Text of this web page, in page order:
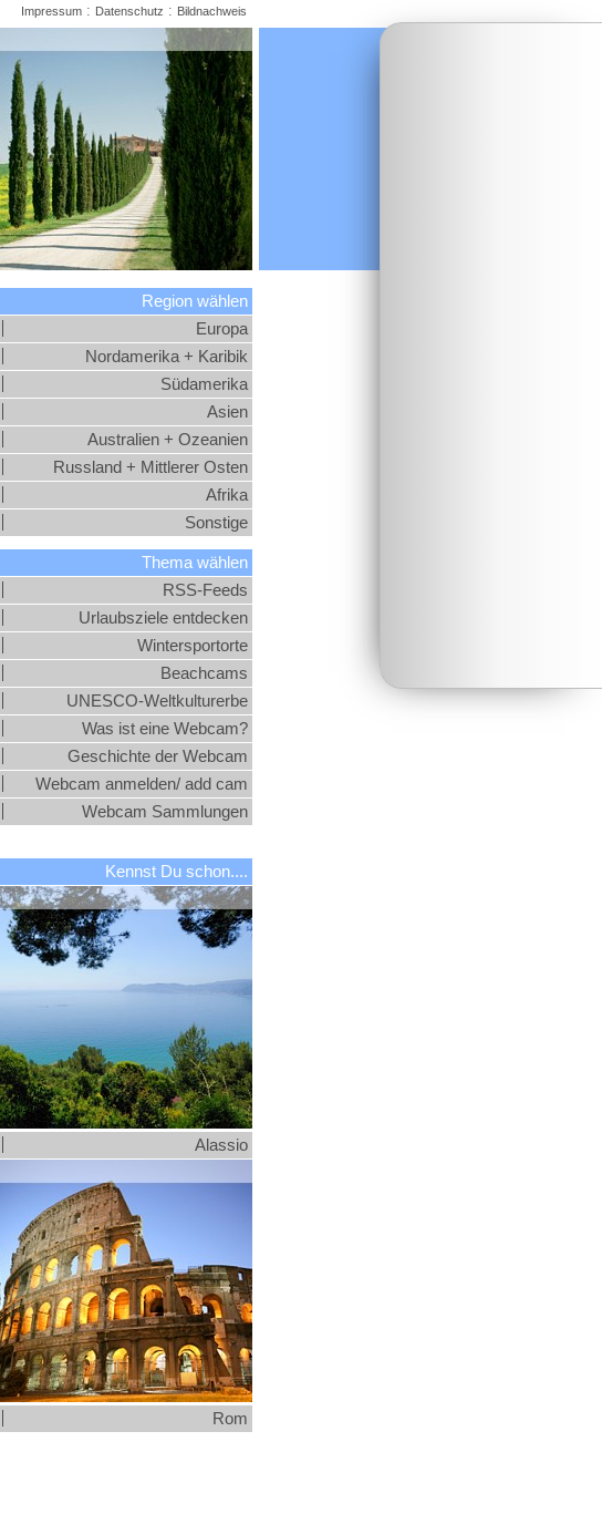
Region wählen
Europa
Nordamerika + Karibik
Südamerika
Asien
Australien + Ozeanien
Russland + Mittlerer Osten
Afrika
Sonstige
Thema wählen
RSS-Feeds
Urlaubsziele entdecken
Wintersportorte
Beachcams
UNESCO-Weltkulturerbe
Was ist eine Webcam?
Geschichte der Webcam
Webcam anmelden/ add cam
Webcam Sammlungen
Kennst Du schon....
Alassio
Rom
Impressum: Datenschutz : Bildnachweis